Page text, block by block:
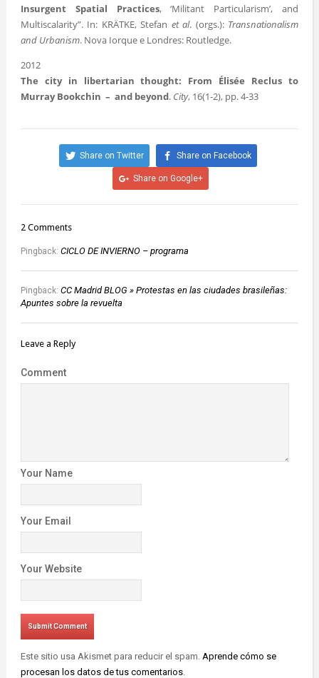
Insurgent Spatial Practices, ‘Militant Particularism’, and
Multiscalarity”. In: KRÄTKE, Stefan et al. (orgs.): Transnationalism
and Urbanism. Nova Iorque e Londres: Routledge.
2012
The city in libertarian thought: From Élisée Reclus to
Murray Bookchin – and beyond. City, 16(1-2), pp. 4-33
Share on Twitter Share on Facebook
Share on Google+
2 Comments
Pingback: CICLO DE INVIERNO – programa
Pingback: CC Madrid BLOG » Protestas en las ciudades brasileñas:
Apuntes sobre la revuelta
Leave a Reply
Comment
Your Name
Your Email
Your Website
Este sitio usa Akismet para reducir el spam. Aprende cómo se
procesan los datos de tus comentarios.